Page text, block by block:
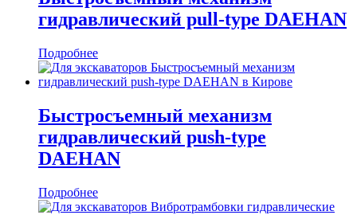
гидравлический pull-type DAEHAN
Подробнее
Быстросъемный механизм
гидравлический push-type
DAEHAN
Подробнее